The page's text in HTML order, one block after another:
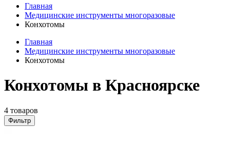
Главная
Медицинские инструменты многоразовые
Конхотомы
Главная
Медицинские инструменты многоразовые
Конхотомы
Конхотомы в Красноярске
4 товаров
Фильтр